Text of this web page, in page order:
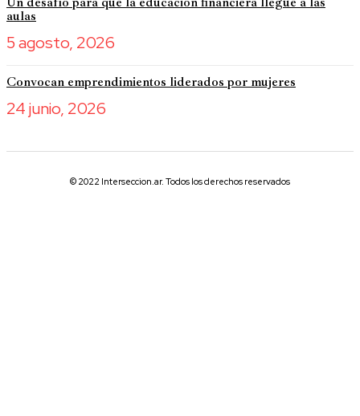
aulas
5 agosto, 2026
Convocan emprendimientos liderados por mujeres
24 junio, 2026
© 2022 Interseccion.ar. Todos los derechos reservados